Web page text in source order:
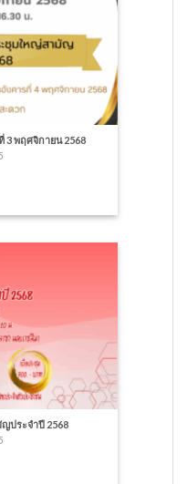
3 พฤศจิกายน 2568
ประจำปี 2568